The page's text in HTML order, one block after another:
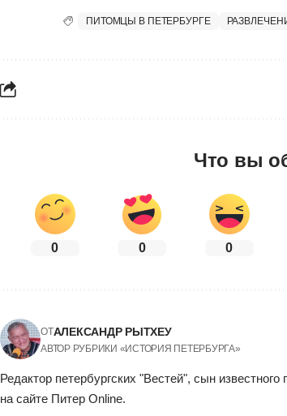
ПИТОМЦЫ В ПЕТЕРБУРГЕ
Что вы
0 0 0
ОТАЛЕКСАНДР РЫТХЕУ
АВТОР РУБРИКИ «ИСТОРИЯ ПЕТЕРБУРГА»
Редактор петербургских "Вестей", сын
на сайте Питер Online.